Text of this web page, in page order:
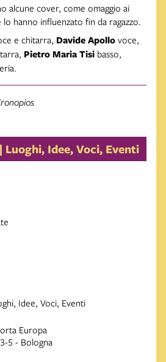
alcune cover, come omaggio ai
lo hanno influenzato fin da ragazzo.
e chitarra, Davide Apollo voce,
Pietro Maria Tisi basso,
Luoghi, Idee, Voci, Eventi
Idee, Voci, Eventi
Europa
5 - Bologna